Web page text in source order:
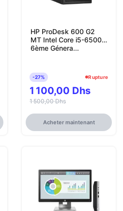
HP ProDesk 600 G2
MT Intel Core i5-6500
6ème Génera...
-27% Rupture
1 100,00 Dhs
1 500,00 Dhs
Acheter maintenant